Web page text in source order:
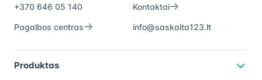
+370 646 05 140
info@saskaita123.lt
Kontaktai
Pagalbos centras
Produktas